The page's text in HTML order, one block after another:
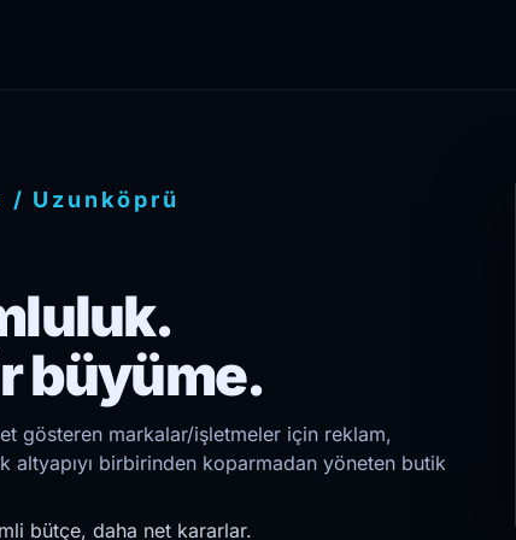
/ Uzunköprü
büyüme.
gösteren markalar/işletmeler için reklam,
altyapıyı birbirinden koparmadan yöneten butik
bütçe, daha net kararlar.